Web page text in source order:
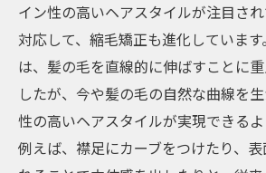
イン性の高いヘアスタイルが注目さ
対応して、縮毛矯正も進化していま
は、髪の毛を直線的に伸ばすことに
したが、今や髪の毛の自然な曲線を
性の高いヘアスタイルが実現できるよ
例えば、襟足にカーブをつけたり、